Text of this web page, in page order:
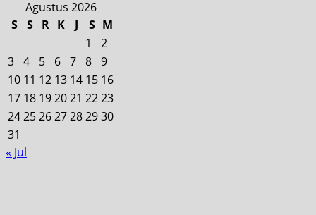
Agustus 2026
S
S R K J S M
1
2
3 4 5 6 7 8 9
10 11 12 13 14 15 16
17 18 192021 2223
24252627282930
31
« Jul